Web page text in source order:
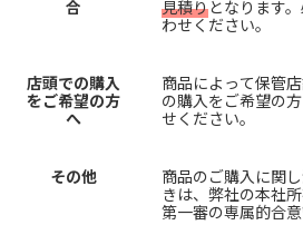
合
見積りとなります
わせください。
店頭での購入
をご希望の方
へ
商品によって保管
の購入をご希望の
せください。
その他
商品のご購入に関
きは、弊社の本社
第一審の専属的合